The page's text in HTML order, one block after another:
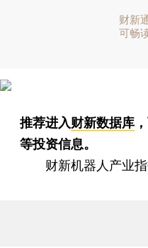
财新
可畅
推荐进入财新数据库
等投资信息。
财新机器人产业指